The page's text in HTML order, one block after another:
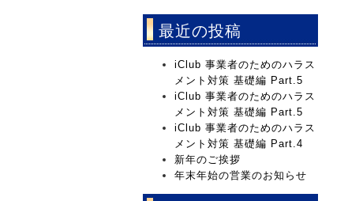
最近の投稿
iClub 事業者のためのハラス
メント対策 基礎編 Part.5
iClub 事業者のためのハラス
メント対策 基礎編 Part.5
iClub 事業者のためのハラス
メント対策 基礎編 Part.4
新年のご挨拶
年末年始の営業のお知らせ